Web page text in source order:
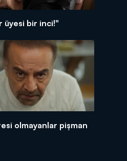
üyesi bir inci!"
olmayanlar pişman